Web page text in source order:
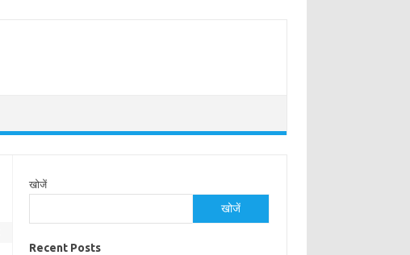
खोजें
खोजें
Recent Posts